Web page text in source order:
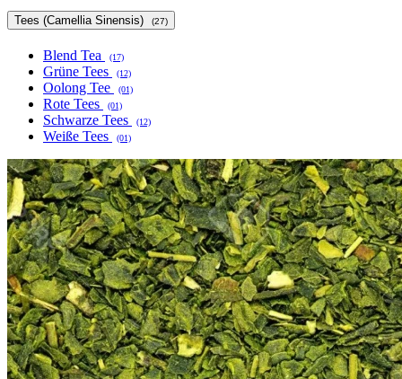
Tees (Camellia Sinensis) (27)
Blend Tea (17)
Grüne Tees (12)
Oolong Tee (01)
Rote Tees (01)
Schwarze Tees (12)
Weiße Tees (01)